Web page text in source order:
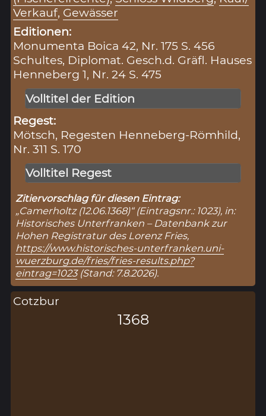
Verkauf, Gewässer
Editionen:
Monumenta Boica 42, Nr. 175 S. 456
Schultes, Diplomat. Gesch.d. Gräfl. Hauses
Henneberg 1, Nr. 24 S. 475
Volltitel der Edition
Regest:
Mötsch, Regesten Henneberg-Römhild,
Nr. 311 S. 170
Volltitel Regest
Zitiervorschlag für diesen Eintrag:
„Camerholtz (12.06.1368)“ (Eintragsnr.: 1023), in:
Historisches Unterfranken – Datenbank zur
Hohen Registratur des Lorenz Fries,
https://www.historisches-unterfranken.uni-
wuerzburg.de/fries/fries-results.php?
eintrag=1023(Stand: 7.8.2026).
Cotzbur
1368